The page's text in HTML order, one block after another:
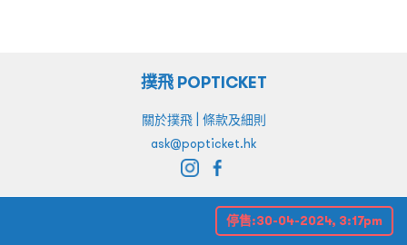
停售:30-04-2024, 3:17pm
撲飛 POPTICKET
關於撲飛| 條款及細則
ask@popticket.hk